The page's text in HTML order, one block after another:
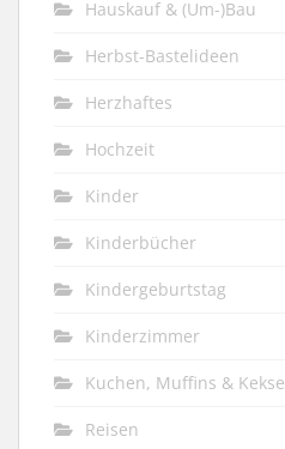
Hauskauf & (Um-)Bau
Herbst-Bastelideen
Herzhaftes
Hochzeit
Kinder
Kinderbücher
Kindergeburtstag
Kinderzimmer
Kuchen, Muffins & Kekse
Reisen